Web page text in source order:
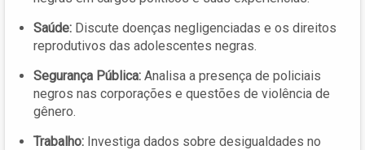
Saúde: Discute doenças negligenciadas e os direitos
reprodutivos das adolescentes negras.
Segurança Pública: Analisa a presença de policiais
negros nas corporações e questões de violência de
gênero.
Trabalho: Investiga dados sobre desigualdades no